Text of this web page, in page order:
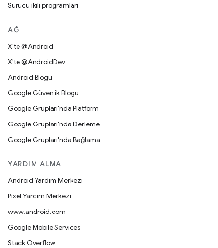
Sürücü ikili programları
AĞ
X'te @Android
X'te @AndroidDev
Android Blogu
Google Güvenlik Blogu
Google Grupları'nda Platform
Google Grupları'nda Derleme
Google Grupları'nda Bağlama
YARDIM ALMA
Android Yardım Merkezi
Pixel Yardım Merkezi
www.android.com
Google Mobile Services
Stack Overflow